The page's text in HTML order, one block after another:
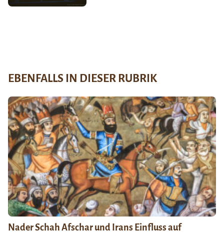
EBENFALLS IN DIESER RUBRIK
Nader Schah Afschar und Irans Einfluss auf